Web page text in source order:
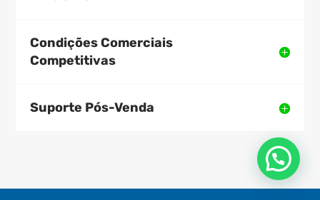
Condições Comerciais
Competitivas
Suporte Pós-Venda